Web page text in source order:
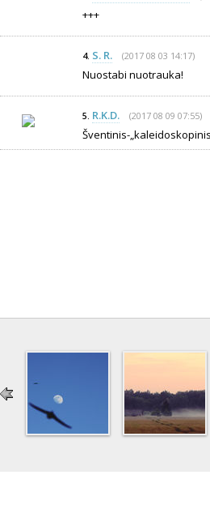
+++
4. S. R. (2017 08 03 14:17)
Nuostabi nuotrauka!
5. R.K.D. (2017 08 09 07:55)
Šventinis-